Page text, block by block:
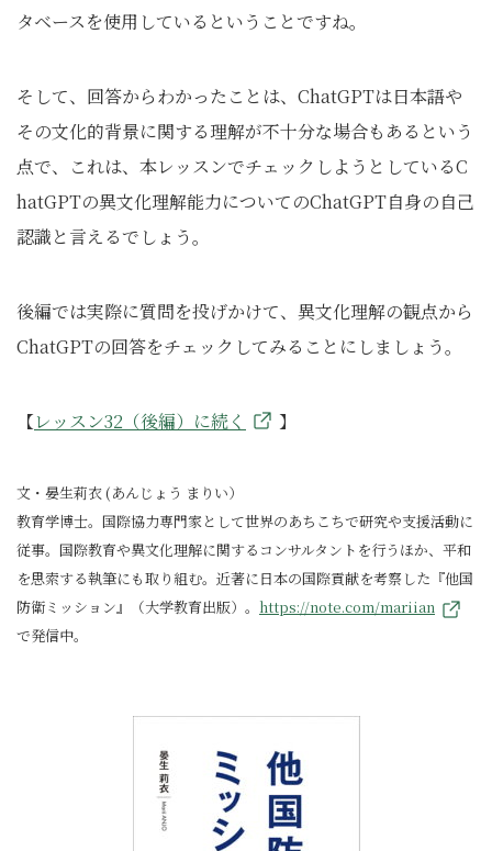
タベースを使用しているということですね。
そして、回答からわかったことは、ChatGPTは日本語や
その文化的背景に関する理解が不十分な場合もあるという
点で、これは、本レッスンでチェックしようとしているC
hatGPTの異文化理解能力についてのChatGPT自身の自己
認識と言えるでしょう。
後編では実際に質問を投げかけて、異文化理解の観点から
ChatGPTの回答をチェックしてみることにしましょう。
【レッスン32（後編）に続く 】
文・晏生莉衣 (あんじょう まりい）
教育学博士。国際協力専門家として世界のあちこちで研究や支援活動に
従事。国際教育や異文化理解に関するコンサルタントを行うほか、平和
を思索する執筆にも取り組む。近著に日本の国際貢献を考察した『他国
防衛ミッション』（大学教育出版）。 https://note.com/mariian
で発信中。